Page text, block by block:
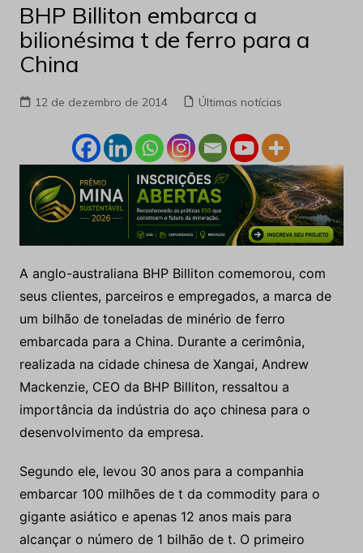
BHP Billiton embarca a
bilionésima t de ferro para a
China
12 de dezembro de 2014 Últimas notícias
A anglo-australiana BHP Billiton comemorou, com
seus clientes, parceiros e empregados, a marca de
um bilhão de toneladas de minério de ferro
embarcada para a China. Durante a cerimônia,
realizada na cidade chinesa de Xangai, Andrew
Mackenzie, CEO da BHP Billiton, ressaltou a
importância da indústria do aço chinesa para o
desenvolvimento da empresa.
Segundo ele, levou 30 anos para a companhia
embarcar 100 milhões de t da commodity para o
gigante asiático e apenas 12 anos mais para
alcançar o número de 1 bilhão de t. O primeiro